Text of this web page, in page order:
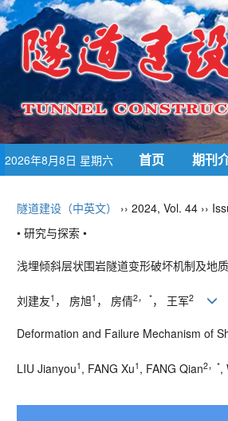
2026年8月8日 星期六 首页 期刊
隧道建设（中英文） ›› 2024, Vol. 44 ››
• 研究与探索 •
浅埋倾斜层状围岩隧道变形破坏机制及地
刘建友1 ， 房旭1 ， 房倩2， *， 王军2
Deformation and Failure Mechanism of
LIU Jianyou1 , FANG Xu1 , FANG Qian2， *,